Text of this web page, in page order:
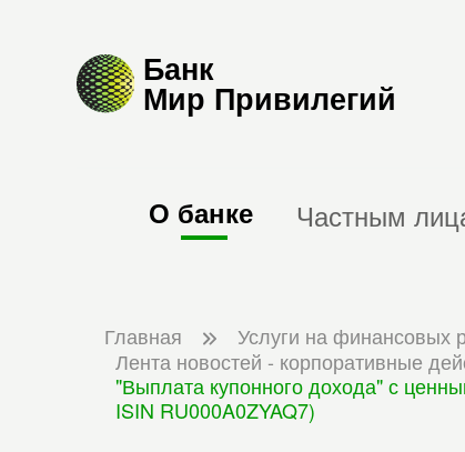
Банк
Мир Привилегий
О банке Частным
Главная Услуги на финансовых
Лента новостей - корпоративные
"Выплата купонного дохода" с
ISIN RU000A0ZYAQ7)